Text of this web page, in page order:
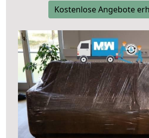
Kostenlose Angebote